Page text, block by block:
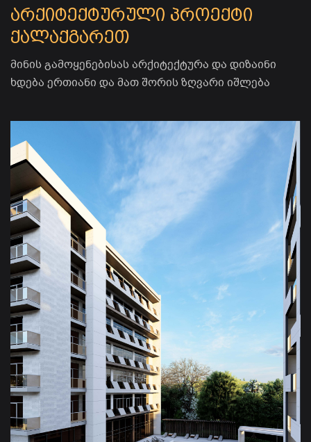
არქიტექტურული პროექტი
ქალაქგარეთ
მინის გამოყენებისას არქიტექტურა და დიზაინი
ხდება ერთიანი და მათ შორის ზღვარი იშლება